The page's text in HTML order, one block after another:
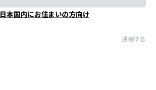
日本国内にお住まいの方向け
通報する